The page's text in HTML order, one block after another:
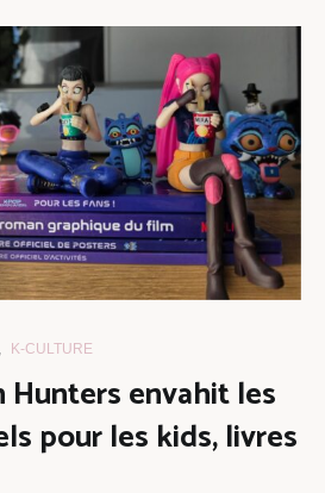
, K-CULTURE
Hunters envahit les
pour les kids, livres